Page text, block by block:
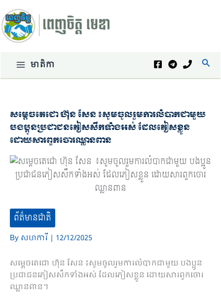
to
content
មាតិកា
សម្តេចតេជោ ហ៊ុន សែន ៖សូមចូលរួមការលំបាកជាមួយ
បងប្អូនប្រជាជនភៀសសឹកទាំងអស់ ដែលភៀសខ្លួន
ដោយសារពួកចោរឈ្លានពាន
ព័ត៌មានជាតិ
By សហការី | 12/12/2025
សម្តេចតេជោ ហ៊ុន សែន ៖សូមចូលរួមការលំបាកជាមួយ បងប្អូន
ប្រជាជនភៀសសឹកទាំងអស់ ដែលភៀសខ្លួន ដោយសារពួកចោរ
ឈ្លានពាន។